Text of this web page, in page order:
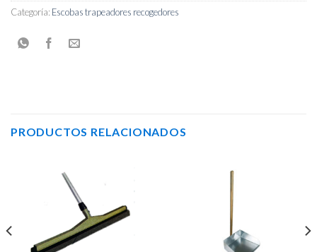
Categoría: Escobas trapeadores recogedores
PRODUCTOS RELACIONADOS